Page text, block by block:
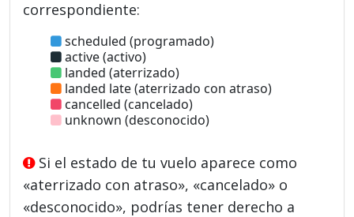
correspondiente:
scheduled (programado)
active (activo)
landed (aterrizado)
landed late (aterrizado con atraso)
cancelled (cancelado)
unknown (desconocido)
Si el estado de tu vuelo aparece como
«aterrizado con atraso», «cancelado» o
«desconocido», podrías tener derecho a